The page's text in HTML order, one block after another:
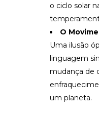
o ciclo solar
O
Uma ilusão
linguagem
mudança de
um planeta.